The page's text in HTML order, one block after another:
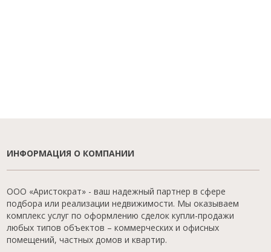
ИНФОРМАЦИЯ О КОМПАНИИ
ООО «Аристократ» - ваш надежный партнер в сфере
подбора или реализации недвижимости. Мы оказываем
комплекс услуг по оформлению сделок купли-продажи
любых типов объектов – коммерческих и офисных
помещений, частных домов и квартир.